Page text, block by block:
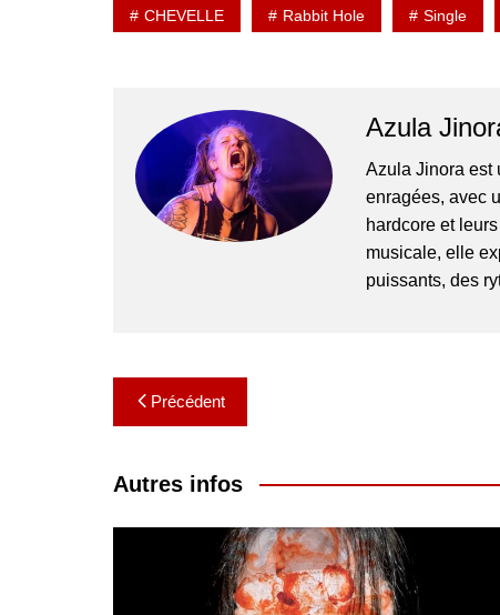
CHEVELLE Rabbit Hole Single
Azula
Azula Jinora est
enragées, avec
hardcore et
musicale, elle
puissants, des
Navigation
de
l’article
Précédent
Autres infos